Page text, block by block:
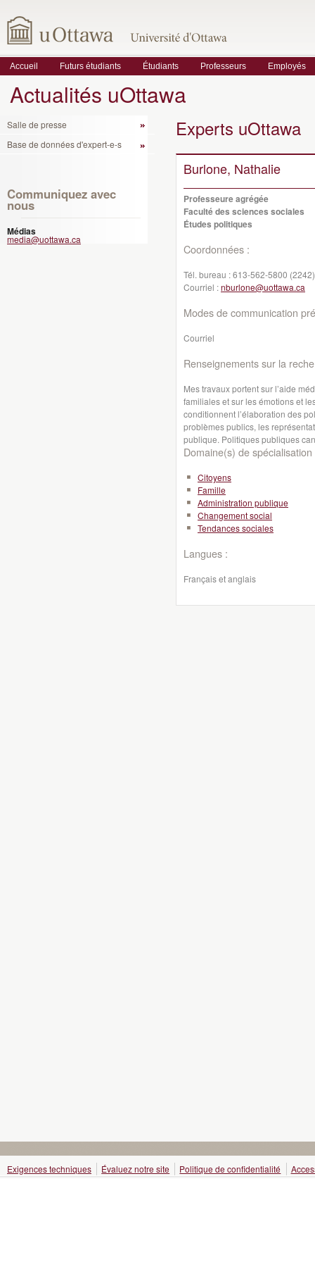
Accueil Futurs étudiants Étudiants Professeurs Employés
Actualités uOttawa
Salle de presse
Base de données d'expert-e-s
Communiquez avec
nous
Médias
media@uottawa.ca
Experts uOttawa
Burlone, Nathalie
Professeure agrégée
Faculté des sciences sociales
Études politiques
Coordonnées :
Tél. bureau :613-562-5800 (2242)
Courriel :nburlone@uottawa.ca
Modes de communication
Courriel
Renseignements sur la
Mes travaux portent sur l’aide
familiales et sur les émotions et
conditionnent l’élaboration des
problèmes publics, les
publique. Politiques publiques
Domaine(s) de spécialisation
Citoyens
Famille
Administration publique
Changement social
Tendances sociales
Langues :
Français et anglais
Exigences techniques Évaluez notre site Politique de confidentialité